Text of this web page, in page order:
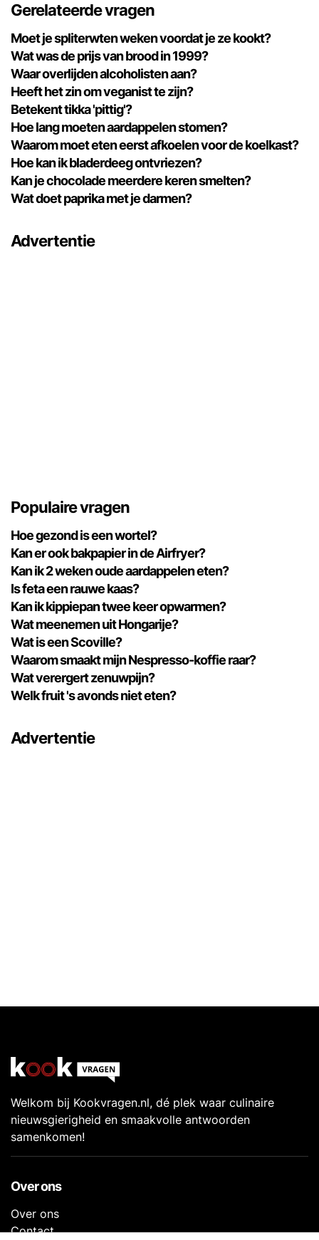
Gerelateerde vragen
Moet je spliterwten weken voordat je ze kookt?
Wat was de prijs van brood in 1999?
Waar overlijden alcoholisten aan?
Heeft het zin om veganist te zijn?
Betekent tikka 'pittig'?
Hoe lang moeten aardappelen stomen?
Waarom moet eten eerst afkoelen voor de koelkast?
Hoe kan ik bladerdeeg ontvriezen?
Kan je chocolade meerdere keren smelten?
Wat doet paprika met je darmen?
Advertentie
Populaire vragen
Hoe gezond is een wortel?
Kan er ook bakpapier in de Airfryer?
Kan ik 2 weken oude aardappelen eten?
Is feta een rauwe kaas?
Kan ik kippiepan twee keer opwarmen?
Wat meenemen uit Hongarije?
Wat is een Scoville?
Waarom smaakt mijn Nespresso-koffie raar?
Wat verergert zenuwpijn?
Welk fruit 's avonds niet eten?
Advertentie
Welkom bij Kookvragen.nl, dé plek waar culinaire
nieuwsgierigheid en smaakvolle antwoorden
samenkomen!
Over ons
Over ons
Contact